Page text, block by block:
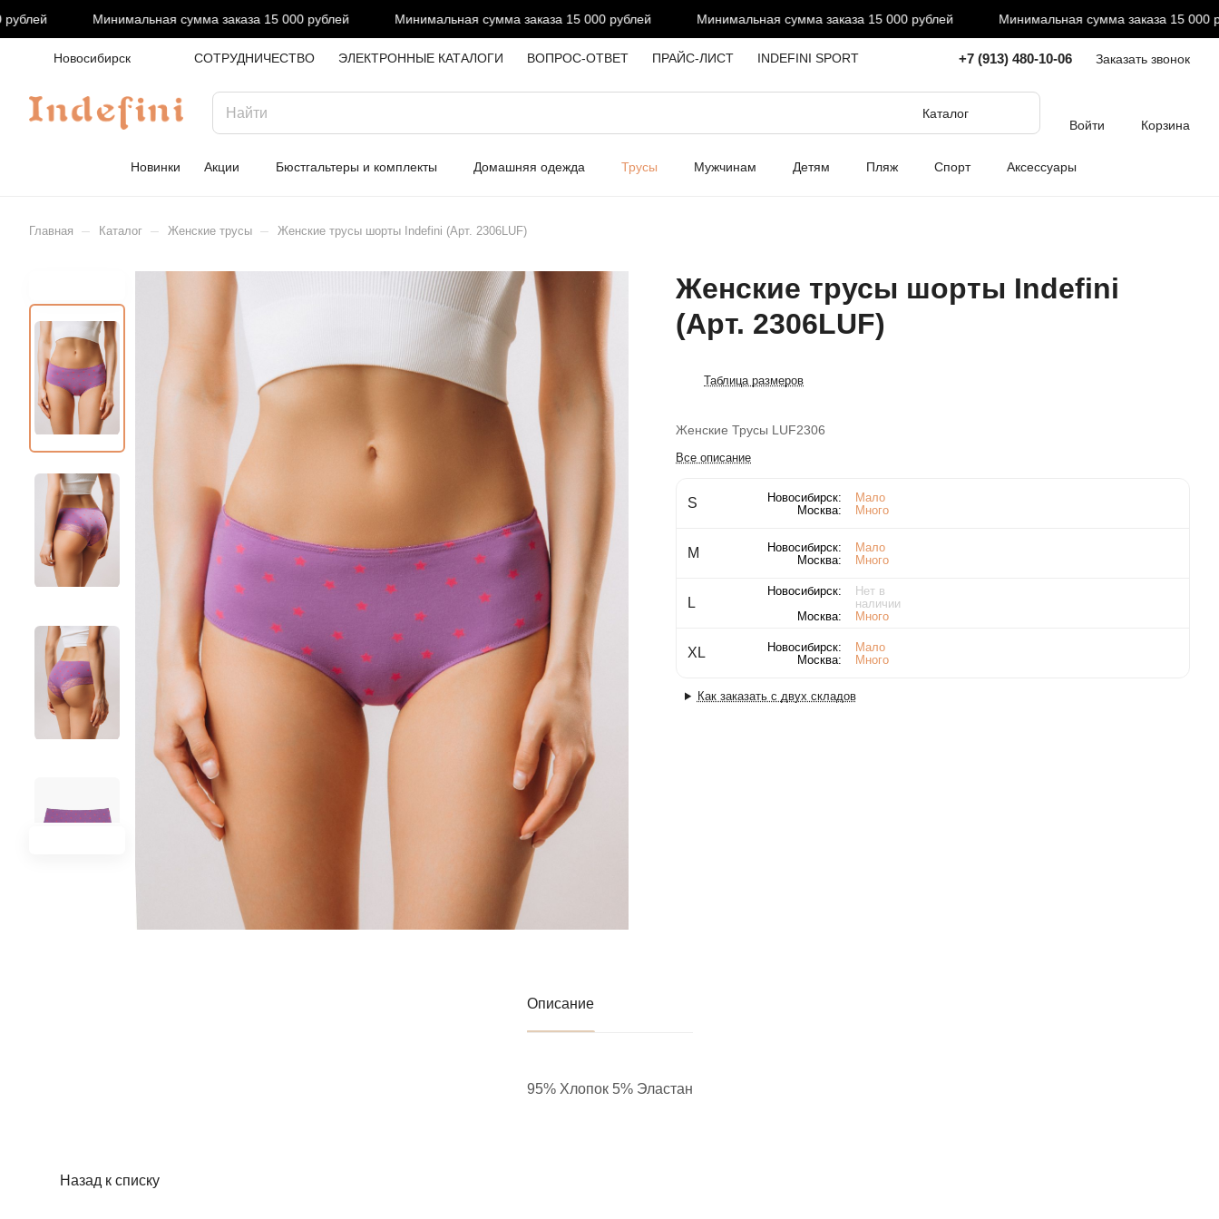
Минимальная сумма заказа 15 000 рублей Минимальная сумма заказа 15 000 рублей Минимальная сумма заказа 15 000 рублей Минимальная сумма заказа 15 000
Новосибирск СОТРУДНИЧЕСТВО ЭЛЕКТРОННЫЕ КАТАЛОГИ ВОПРОС-ОТВЕТ ПРАЙС-ЛИСТ INDEFINI SPORT +7 (913) 480-10-06 Заказать звонок
Каталог
Войти
Корзина
Новинки Акции Бюстгальтеры и комплекты Домашняя одежда Трусы Мужчинам Детям Пляж Спорт Аксессуары
Главная – Каталог – Женские трусы – Женские трусы шорты Indefini (Арт. 2306LUF)
Женские трусы шорты Indefini
(Арт. 2306LUF)
Таблица размеров
Женские Трусы LUF2306
Все описание
S Новосибирск:
Мало
Москва:
Много
M Новосибирск:
Мало
Москва:
Много
L
Новосибирск:
Нет в
наличии
Москва:
Много
XL Новосибирск:
Мало
Москва:
Много
Как заказать с двух складов
Описание
95% Хлопок 5% Эластан
Назад к списку